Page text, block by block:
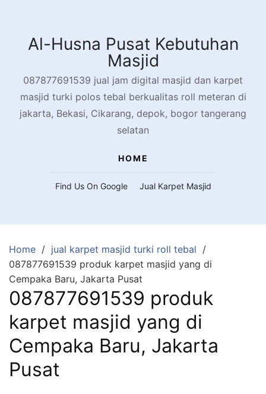
contentAl-Husna Pusat Kebutuhan
Masjid
087877691539 jual jam digital masjid dan karpet
masjid turki polos tebal berkualitas roll meteran di
jakarta, Bekasi, Cikarang, depok, bogor tangerang
selatan
HOME
Find Us On Google Jual Karpet Masjid
Home
jual karpet masjid turki roll tebal
087877691539 produk karpet masjid yang di
Cempaka Baru, Jakarta Pusat
087877691539 produk
karpet masjid yang di
Cempaka Baru, Jakarta
Pusat